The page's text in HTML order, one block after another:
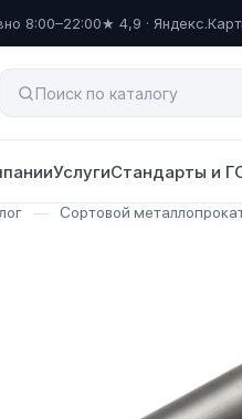
8:00–22:00★ 4,9 ·
УслугиСтандарты и
— Сортовой